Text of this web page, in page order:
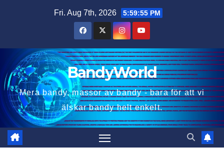
Fri. Aug 7th, 2026 5:59:56 PM
BandyWorld
Mera bandy, massor av bandy - bara för att vi
älskar bandy helt enkelt.